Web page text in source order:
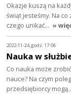
Okazje kuszą na
świąt jesteśmy. Na
czego unikać… »
2022-11-24, godz. 17:06
Nauka w
Co nauka może
nauce? Na czym
przedsiębiorcy